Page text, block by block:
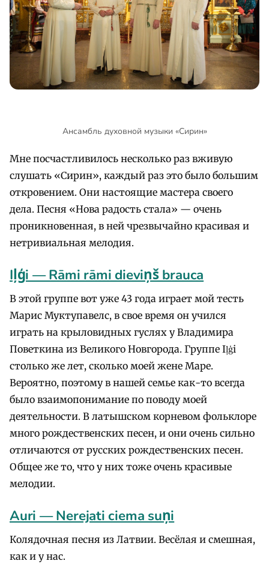
Ансамбль духовной музыки «Сирин»
Мне посчастливилось несколько раз вживую
слушать «Сирин», каждый раз это было большим
откровением. Они настоящие мастера своего
дела. Песня «Нова радость стала» — очень
проникновенная, в ней чрезвычайно красивая и
нетривиальная мелодия.
Iļģi — Rāmi rāmi dieviņš brauca
В этой группе вот уже 43 года играет мой тесть
Марис Муктупавелс, в свое время он учился
играть на крыловидных гуслях у Владимира
Поветкина из Великого Новгорода. Группе Iļģi
столько же лет, сколько моей жене Маре.
Вероятно, поэтому в нашей семье как-то всегда
было взаимопонимание по поводу моей
деятельности. В латышском корневом фольклоре
много рождественских песен, и они очень сильно
отличаются от русских рождественских песен.
Общее же то, что у них тоже очень красивые
мелодии.
Auri — Nerejati ciema suņi
Колядочная песня из Латвии. Весёлая и смешная,
как и у нас.